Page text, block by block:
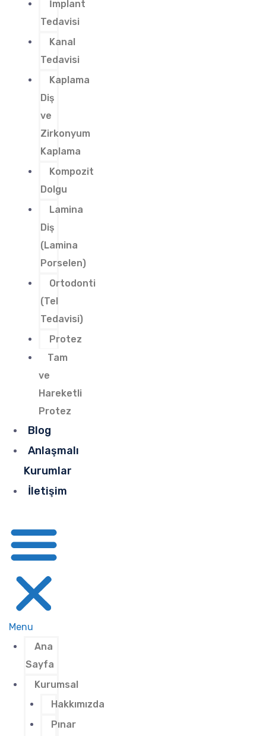
İmplant
Tedavisi
Kanal
Tedavisi
Kaplama
Diş
ve
Zirkonyum
Kaplama
Kompozit
Dolgu
Lamina
Diş
(Lamina
Porselen)
Ortodonti
(Tel
Tedavisi)
Protez
Tam
ve
Hareketli
Protez
Blog
Anlaşmalı
Kurumlar
İletişim
Menu
Ana
Sayfa
Kurumsal
Hakkımızda
Pınar